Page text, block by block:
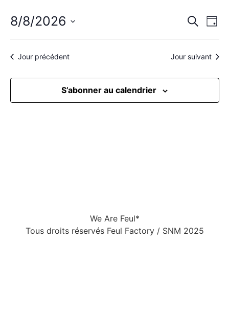
et
de
vues
de
Jour
8/8/2026
une
Jour précédent Jour suivant
S’abonner au calendrier
We Are Feul*
Tous droits réservés Feul Factory / SNM 2025